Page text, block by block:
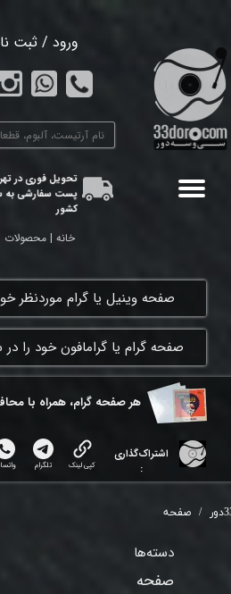
ورود / ثبت
تغییر گذر واژه
سفارشات
تحویل فوری در
پست سفارشی به
کشور
خانه | محصولات
​صفحه وینیل یا گرام موردنظر
​صفحه گرام یا گرامافون خود را
هر ​صفحه گرام، همراه با
اشتراک‌گذاری
:
کپی لینک تلگرام
صفحه
دسته‌ها
صفحه